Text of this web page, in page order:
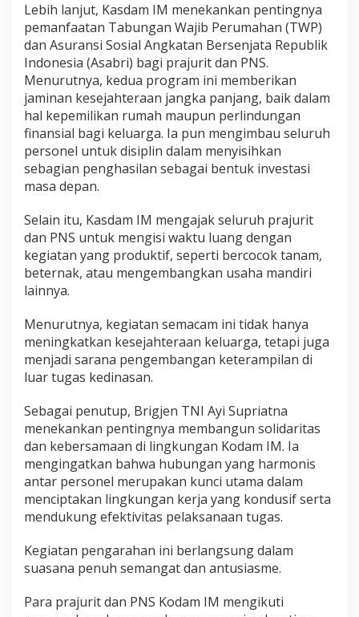
Lebih lanjut, Kasdam IM menekankan pentingnya
pemanfaatan Tabungan Wajib Perumahan (TWP)
dan Asuransi Sosial Angkatan Bersenjata Republik
Indonesia (Asabri) bagi prajurit dan PNS.
Menurutnya, kedua program ini memberikan
jaminan kesejahteraan jangka panjang, baik dalam
hal kepemilikan rumah maupun perlindungan
finansial bagi keluarga. Ia pun mengimbau seluruh
personel untuk disiplin dalam menyisihkan
sebagian penghasilan sebagai bentuk investasi
masa depan.
Selain itu, Kasdam IM mengajak seluruh prajurit
dan PNS untuk mengisi waktu luang dengan
kegiatan yang produktif, seperti bercocok tanam,
beternak, atau mengembangkan usaha mandiri
lainnya.
Menurutnya, kegiatan semacam ini tidak hanya
meningkatkan kesejahteraan keluarga, tetapi juga
menjadi sarana pengembangan keterampilan di
luar tugas kedinasan.
Sebagai penutup, Brigjen TNI Ayi Supriatna
menekankan pentingnya membangun solidaritas
dan kebersamaan di lingkungan Kodam IM. Ia
mengingatkan bahwa hubungan yang harmonis
antar personel merupakan kunci utama dalam
menciptakan lingkungan kerja yang kondusif serta
mendukung efektivitas pelaksanaan tugas.
Kegiatan pengarahan ini berlangsung dalam
suasana penuh semangat dan antusiasme.
Para prajurit dan PNS Kodam IM mengikuti